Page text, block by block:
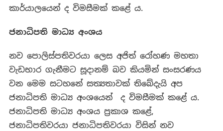
කාර්යාලයෙන් ද විමසීමක් කළේ ය.
ජනාධිපති මාධ්‍ය අංශය
නව පොලිස්පතිවරයා ලෙස අජිත් රෝහණ මහතා
වැඩභාර ගැනීමට සූදානම් බව කියමින් සංසරණය
වන මෙම සටහනේ සත්‍යතාවක් තිබේදැයි අප
ජනාධිපති මාධ්‍ය අංශයෙන් ද විමසීමක් කළේ ය.
ජනාධිපති මාධ්‍ය අංශය ප්‍රකාශ කළේ,
ජනාධිපතිවරයා ජනාධිපතිවරයා විසින් නව